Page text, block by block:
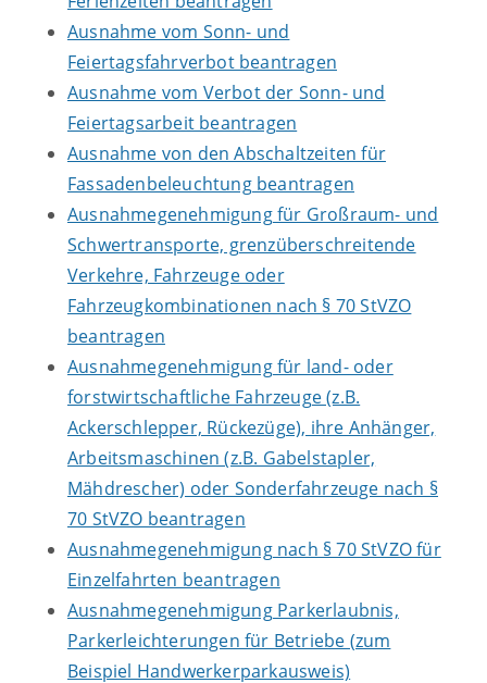
Ausnahme vom Sonn- und
Feiertagsfahrverbot beantragen
Ausnahme vom Verbot der Sonn- und
Feiertagsarbeit beantragen
Ausnahme von den Abschaltzeiten für
Fassadenbeleuchtung beantragen
Ausnahmegenehmigung für Großraum- und
Schwertransporte, grenzüberschreitende
Verkehre, Fahrzeuge oder
Fahrzeugkombinationen nach § 70 StVZO
beantragen
Ausnahmegenehmigung für land- oder
forstwirtschaftliche Fahrzeuge (z.B.
Ackerschlepper, Rückezüge), ihre Anhänger,
Arbeitsmaschinen (z.B. Gabelstapler,
Mähdrescher) oder Sonderfahrzeuge nach §
70 StVZO beantragen
Ausnahmegenehmigung nach § 70 StVZO für
Einzelfahrten beantragen
Ausnahmegenehmigung Parkerlaubnis,
Parkerleichterungen für Betriebe (zum
Beispiel Handwerkerparkausweis)